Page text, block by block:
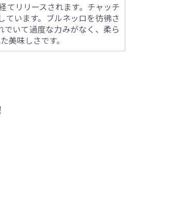
てリリースされます。チャッチ
ています。ブルネッロを彷彿さ
いて過度な力みがなく、柔ら
美味しさです。